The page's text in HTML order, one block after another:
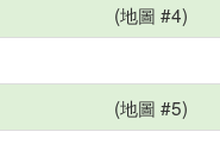
(地圖 #4)
(地圖 #5)